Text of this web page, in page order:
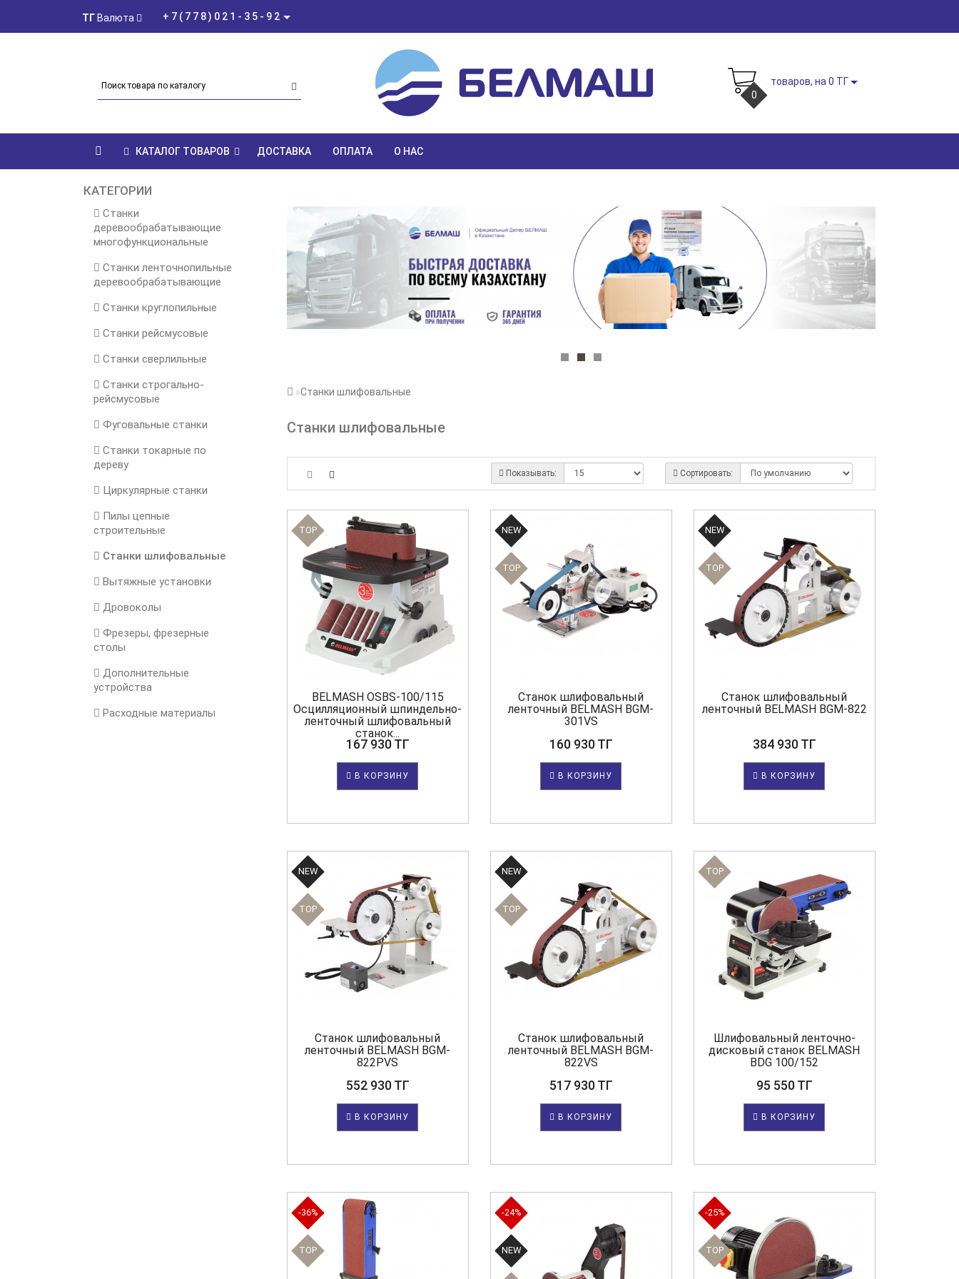
ТГ Валюта +7(778)021-35-92
0
товаров, на 0 ТГ
КАТАЛОГ ТОВАРОВ ДОСТАВКА ОПЛАТА О НАС
КАТЕГОРИИ
Станки
деревообрабатывающие
многофункциональные
Станки ленточнопильные
деревообрабатывающие
Станки круглопильные
Станки рейсмусовые
Станки сверлильные
Станки строгально-
рейсмусовые
Фуговальные станки
Станки токарные по
дереву
Циркулярные станки
Пилы цепные
строительные
Станки шлифовальные
Вытяжные установки
Дровоколы
Фрезеры, фрезерные
столы
Дополнительные
устройства
Расходные материалы
Станки шлифовальные
Станки шлифовальные
Сортировать:
Показывать:
TOP
BELMASH OSBS-100/115
Осцилляционный шпиндельно-
ленточный шлифовальный
станок...
167 930 ТГ
В КОРЗИНУ
NEW
TOP
Станок шлифовальный
ленточный BELMASH BGM-
301VS
160 930 ТГ
В КОРЗИНУ
NEW
TOP
Станок шлифовальный
ленточный BELMASH BGM-822
384 930 ТГ
В КОРЗИНУ
NEW
TOP
Станок шлифовальный
ленточный BELMASH BGM-
822PVS
552 930 ТГ
В КОРЗИНУ
NEW
TOP
Станок шлифовальный
ленточный BELMASH BGM-
822VS
517 930 ТГ
В КОРЗИНУ
TOP
Шлифовальный ленточно-
дисковый станок BELMASH
BDG 100/152
95 550 ТГ
В КОРЗИНУ
-36%
TOP
-24%
NEW
-25%
TOP